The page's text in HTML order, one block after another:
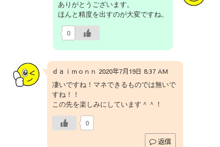
ありがとうございます。
ほんと精度を出すのが大変ですね。
0
ｄａｉｍｏｎｎ 2020年7月19日 8:37 AM
凄いですね！マネできるものでは無いで
すね！！
この先を楽しみにしています＾＾！
0
返信